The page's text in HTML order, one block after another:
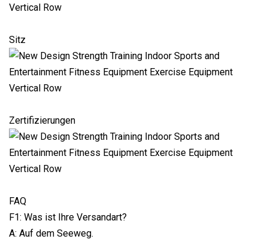
Sitz
Zertifizierungen
FAQ
F1: Was ist Ihre Versandart?
A: Auf dem Seeweg.